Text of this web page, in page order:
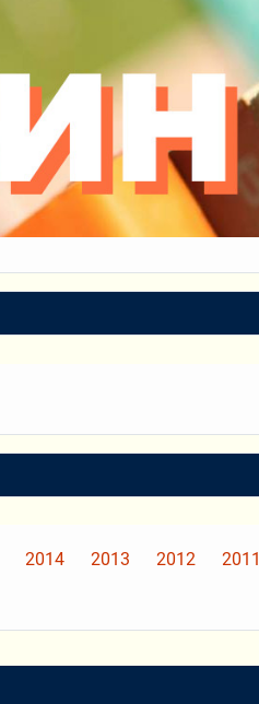
2014 2013 2012 2011